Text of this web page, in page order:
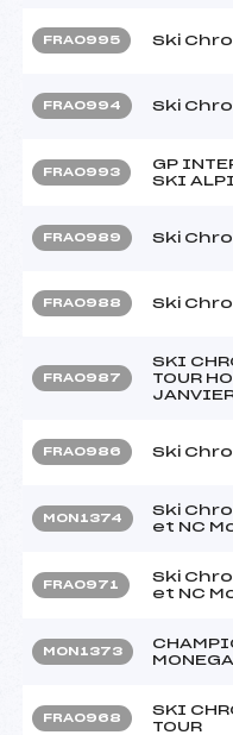
FRA0995 Ski
FRA0994 Ski
FRA0993
GP
SKI
FRA0989 Ski
FRA0988 Ski
FRA0987
SKI
TOUR
FRA0986 Ski
MON1374
Ski
et NC
FRA0971
Ski
et NC
MON1373
FRA0968
SKI
TOUR